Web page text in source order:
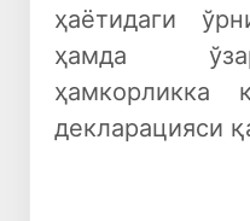
ҳаётидаги
ҳамда
ҳамкорликка
декларацияси